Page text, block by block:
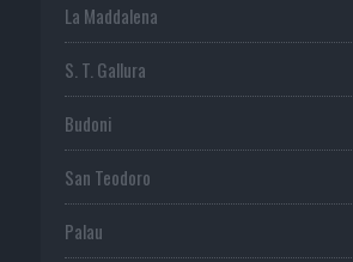
La Maddalena
S. T. Gallura
Budoni
San Teodoro
Palau